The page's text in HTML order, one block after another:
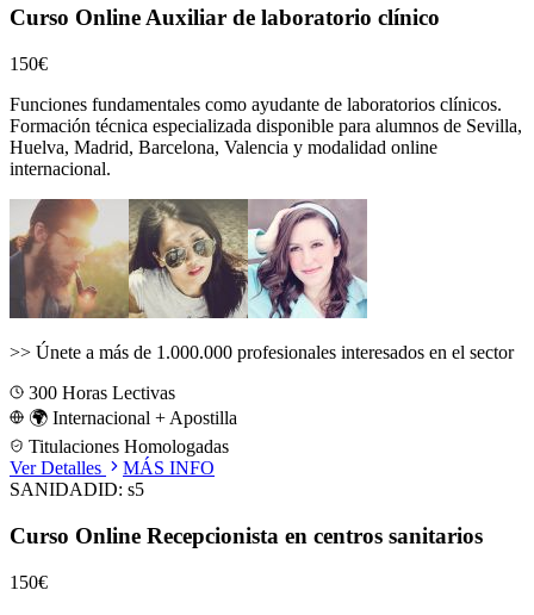
Curso Online Auxiliar de laboratorio clínico
150€
Funciones fundamentales como ayudante de laboratorios clínicos.
Formación técnica especializada disponible para alumnos de Sevilla,
Huelva, Madrid, Barcelona, Valencia y modalidad online
internacional.
>> Únete a más de 1.000.000 profesionales interesados en el sector
300 Horas Lectivas
🌍 Internacional + Apostilla
Titulaciones Homologadas
Ver Detalles
MÁS INFO
SANIDADID: s5
Curso Online Recepcionista en centros sanitarios
150€